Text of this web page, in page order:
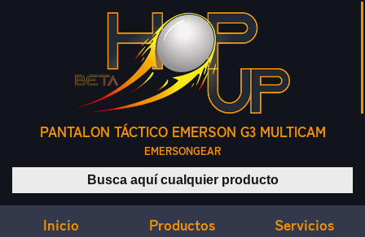
PANTALON TÁCTICO EMERSON G3 MULTICAM
EMERSONGEAR
Buscar productos
Inicio Productos Servicios